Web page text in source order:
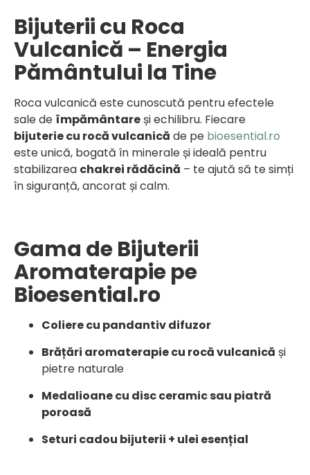
Bijuterii cu Roca
Vulcanică – Energia
Pământului la Tine
Roca vulcanică este cunoscută pentru efectele
sale de împământare și echilibru. Fiecare
bijuterie cu rocă vulcanică de pe bioesential.ro
este unică, bogată în minerale și ideală pentru
stabilizarea chakrei rădăcină – te ajută să te simți
în siguranță, ancorat și calm.
Gama de Bijuterii
Aromaterapie pe
Bioesential.ro
Coliere cu pandantiv difuzor
Brățări aromaterapie cu rocă vulcanică și
pietre naturale
Medalioane cu disc ceramic sau piatră
poroasă
Seturi cadou bijuterii + ulei esențial